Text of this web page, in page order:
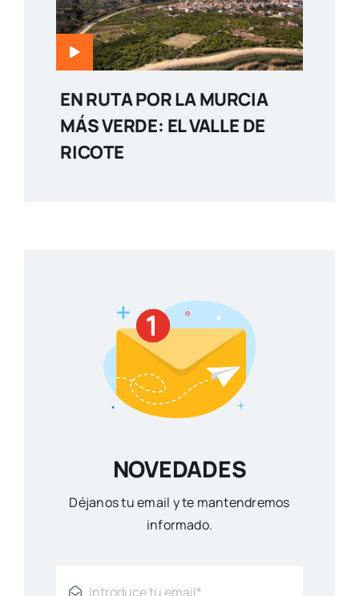
EN RUTA POR LA MURCIA
MÁS VERDE: EL VALLE DE
RICOTE
NOVEDADES
Déjanos tu email y te mantendremos
informado.